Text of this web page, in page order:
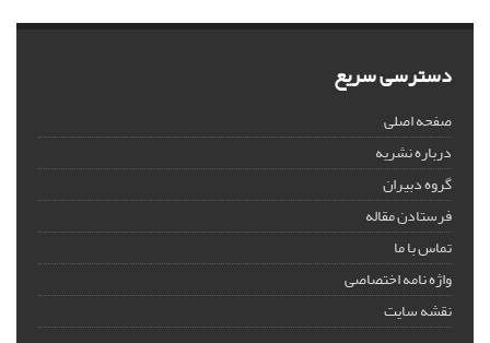
دسترسی سریع
صفحه اصلی
درباره نشریه
گروه دبیران
فرستادن مقاله
تماس با ما
واژه نامه اختصاصی
نقشه سایت